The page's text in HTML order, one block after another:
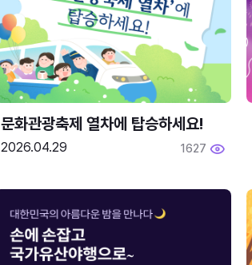
문화관광축제 열차에 탑승하세요!
2026.04.29 1627